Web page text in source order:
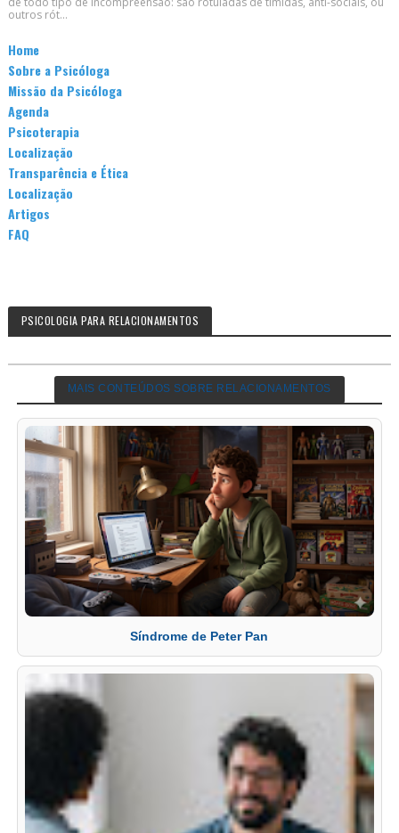
outros rót...
Home
Sobre a Psicóloga
Missão da Psicóloga
Agenda
Psicoterapia
Localização
Transparência e Ética
Localização
Artigos
FAQ
PSICOLOGIA PARA RELACIONAMENTOS
MAIS CONTEÚDOS SOBRE RELACIONAMENTOS
Síndrome de Peter Pan